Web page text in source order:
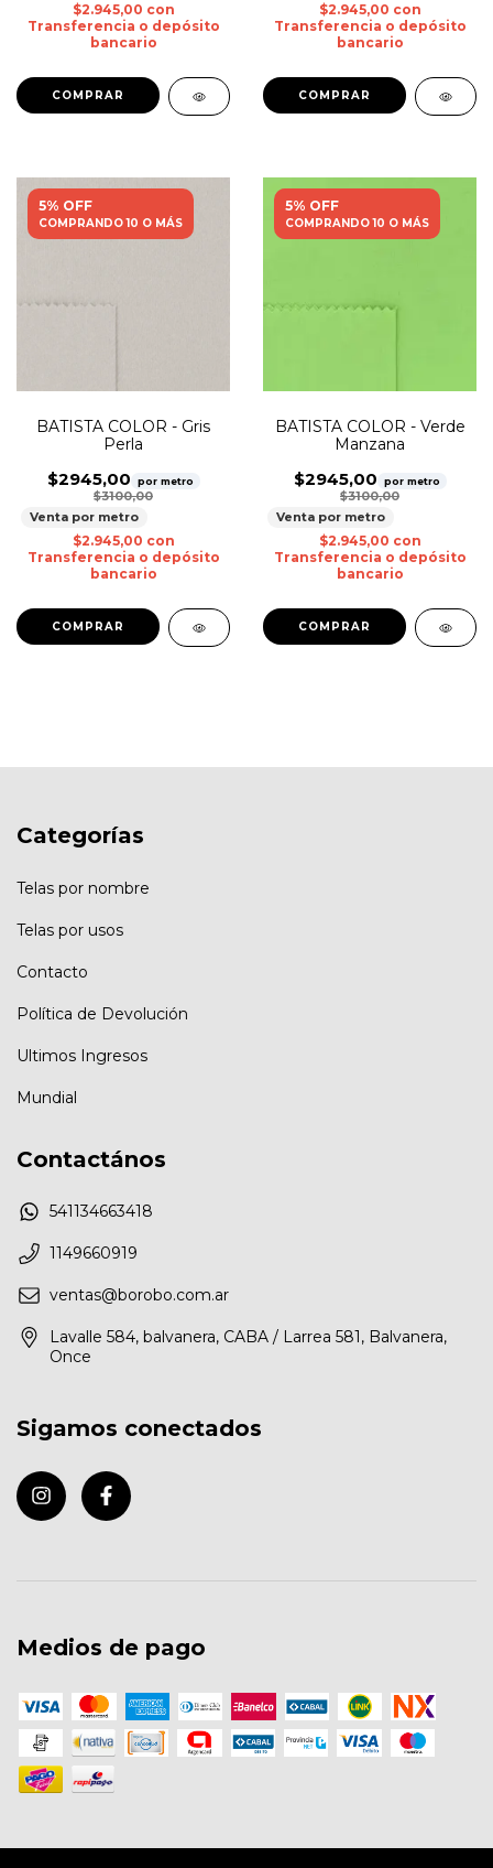
$2.945,00 con
Transferencia o depósito
bancario
$2.945,00 con
Transferencia o depósito
bancario
5% OFF
COMPRANDO 10 O MÁS
BATISTA COLOR - Gris
Perla
$2945,00 por metro
$3100,00
Venta por metro
$2.945,00 con
Transferencia o depósito
bancario
5% OFF
COMPRANDO 10 O MÁS
BATISTA COLOR - Verde
Manzana
$2945,00 por metro
$3100,00
Venta por metro
$2.945,00 con
Transferencia o depósito
bancario
Categorías
Telas por nombre
Telas por usos
Contacto
Política de Devolución
Ultimos Ingresos
Mundial
Contactános
541134663418
1149660919
ventas@borobo.com.ar
Lavalle 584, balvanera, CABA / Larrea 581, Balvanera,
Once
Sigamos conectados
Medios de pago